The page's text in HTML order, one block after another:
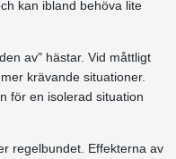
kan ibland behöva lite
av" hästar. Vid måttligt
krävande situationer.
för en isolerad situation
regelbundet. Effekterna av